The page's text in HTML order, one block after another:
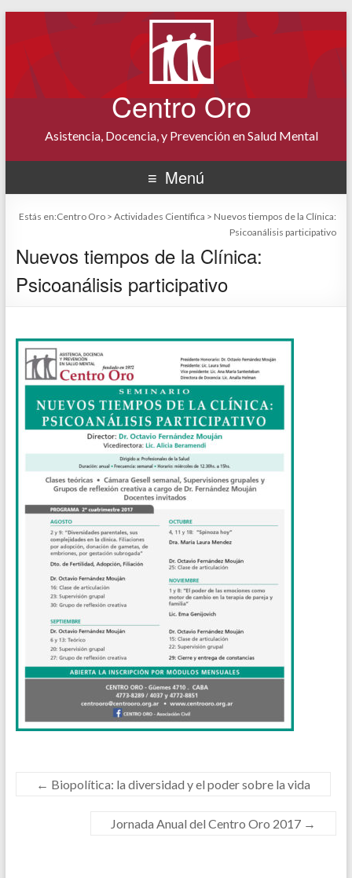
Centro Oro
Asistencia, Docencia, y Prevención en Salud Mental
Menú
Estás en:Centro Oro >Actividades Científica > Nuevos tiempos de la Clínica:
Psicoanálisis participativo
Nuevos tiempos de la Clínica:
Psicoanálisis participativo
← Biopolítica: la diversidad y el poder sobre la vida
Jornada Anual del Centro Oro 2017 →